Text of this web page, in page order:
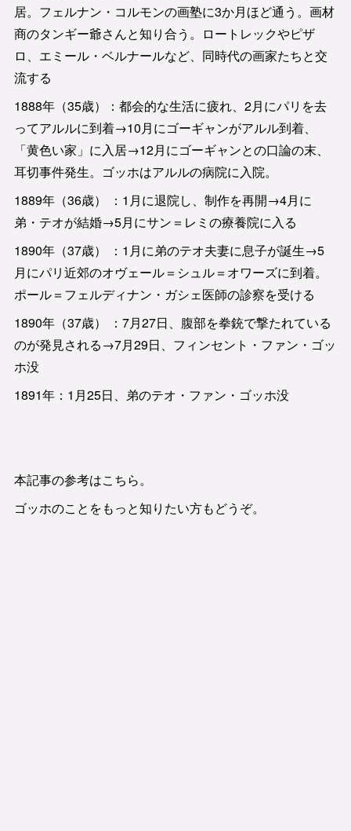
居。フェルナン・コルモンの画塾に3か月ほど通う。画材
商のタンギー爺さんと知り合う。ロートレックやピザ
ロ、エミール・ベルナールなど、同時代の画家たちと交
流する
1888年（35歳）：都会的な生活に疲れ、2月にパリを去
ってアルルに到着→10月にゴーギャンがアルル到着、
「黄色い家」に入居→12月にゴーギャンとの口論の末、
耳切事件発生。ゴッホはアルルの病院に入院。
1889年（36歳） ：1月に退院し、制作を再開→4月に
弟・テオが結婚→5月にサン＝レミの療養院に入る
1890年（37歳） ：1月に弟のテオ夫妻に息子が誕生→5
月にパリ近郊のオヴェール＝シュル＝オワーズに到着。
ポール＝フェルディナン・ガシェ医師の診察を受ける
1890年（37歳） ：7月27日、腹部を拳銃で撃たれている
のが発見される→7月29日、フィンセント・ファン・ゴッ
ホ没
1891年：1月25日、弟のテオ・ファン・ゴッホ没
本記事の参考はこちら。
ゴッホのことをもっと知りたい方もどうぞ。